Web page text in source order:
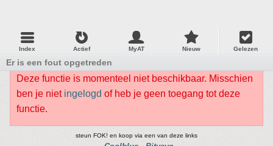
Index Actief MyAT Nieuw Gelezen
Er is een fout opgetreden
Deze functie is momenteel niet beschikbaar. Misschien
ben je niet ingelogd of heb je geen toegang tot deze
functie.
steun FOK! en koop via een van deze links